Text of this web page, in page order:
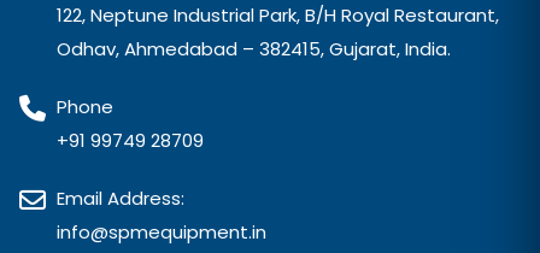
122, Neptune Industrial Park, B/H Royal Restaurant,
Odhav, Ahmedabad – 382415, Gujarat, India.
Phone
+91 99749 28709
Email Address:
info@spmequipment.in